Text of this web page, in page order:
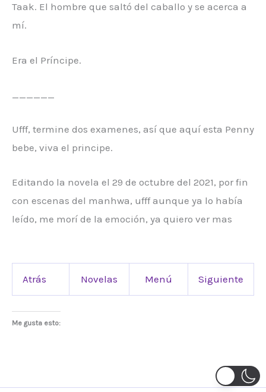
Taak. El hombre que saltó del caballo y se acerca a
mí.
Era el Príncipe.
Ufff, termine dos examenes, así que aquí esta Penny
bebe, viva el principe.
Editando la novela el 29 de octubre del 2021, por fin
con escenas del manhwa, ufff aunque ya lo había
leído, me morí de la emoción, ya quiero ver mas
Atrás Novelas Menú Siguiente
Me gusta esto: